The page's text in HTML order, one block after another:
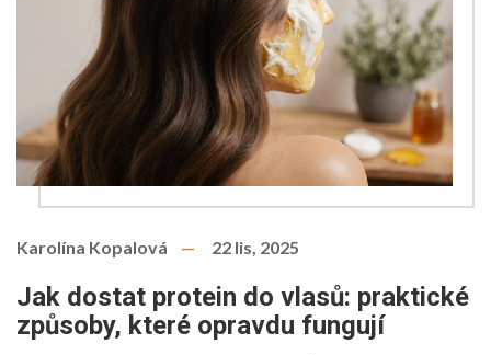
Karolína Kopalová 22 lis, 2025
Jak dostat protein do vlasů: praktické
způsoby, které opravdu fungují